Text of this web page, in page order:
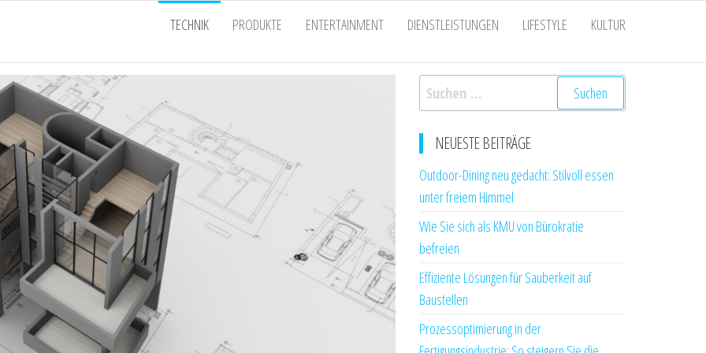
TECHNIK PRODUKTE ENTERTAINMENT DIENSTLEISTUNGEN LIFESTYLE KULTUR
Suchen
nach:
NEUESTE BEITRÄGE
Outdoor-Dining neu gedacht: Stilvoll essen
unter freiem Himmel
Wie Sie sich als KMU von Bürokratie
befreien
Effiziente Lösungen für Sauberkeit auf
Baustellen
Prozessoptimierung in der